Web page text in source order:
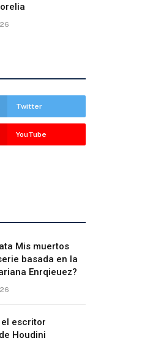
Twitter
YouTube
Mis muertos
basada en la
Enrqieuez?
escritor
Houdini